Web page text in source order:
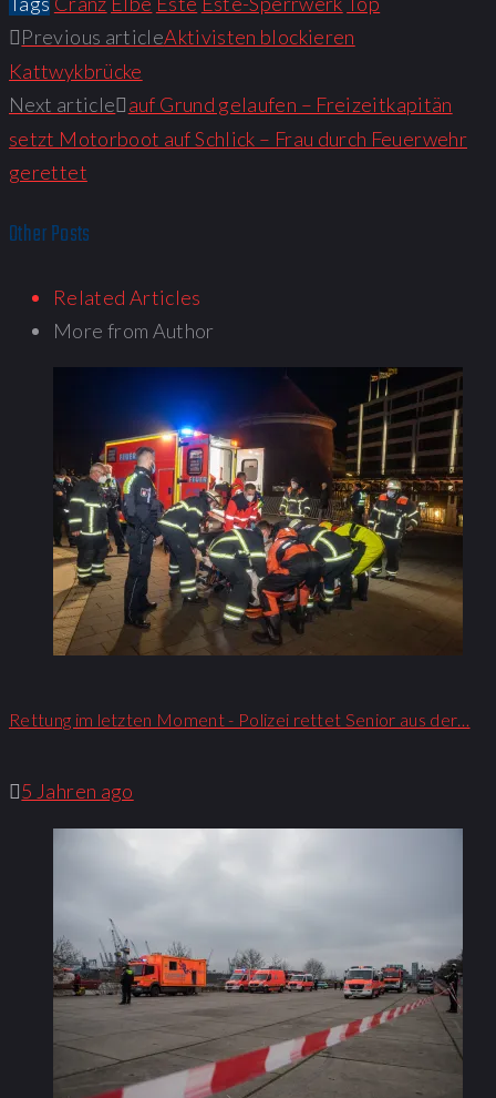
Previous articleAktivisten blockieren
Kattwykbrücke
Next article
auf Grund gelaufen – Freizeitkapitän
setzt Motorboot auf Schlick – Frau durch Feuerwehr
gerettet
Other Posts
Related Articles
More from Author
Rettung im letzten Moment - Polizei rettet Senior aus der…
5 Jahren ago